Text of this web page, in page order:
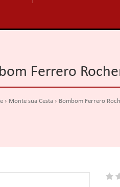
Ferrero
Monte sua Cesta Bombom Ferrero